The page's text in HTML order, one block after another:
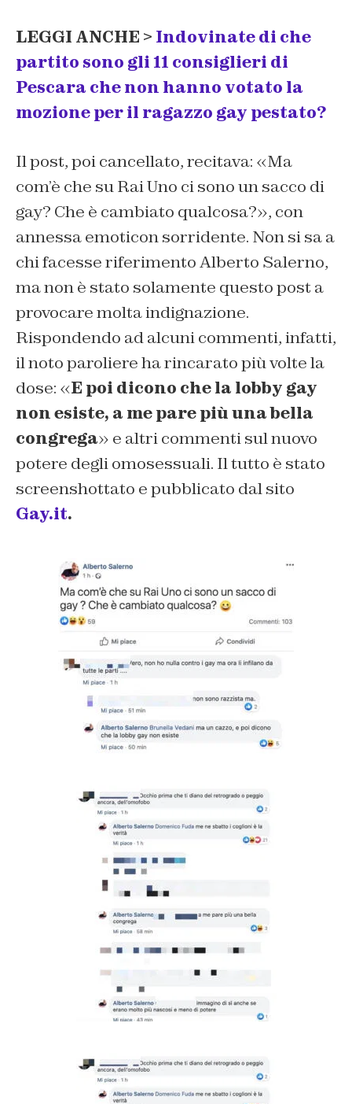
LEGGI ANCHE > Indovinate di che
partito sono gli 11 consiglieri di
Pescara che non hanno votato la
mozione per il ragazzo gay pestato?
Il post, poi cancellato, recitava: «Ma
com’è che su Rai Uno ci sono un sacco di
gay? Che è cambiato qualcosa?», con
annessa emoticon sorridente. Non si sa a
chi facesse riferimento Alberto Salerno,
ma non è stato solamente questo post a
provocare molta indignazione.
Rispondendo ad alcuni commenti, infatti,
il noto paroliere ha rincarato più volte la
dose: «E poi dicono che la lobby gay
non esiste, a me pare più una bella
congrega» e altri commenti sul nuovo
potere degli omosessuali. Il tutto è stato
screenshottato e pubblicato dal sito
Gay.it.